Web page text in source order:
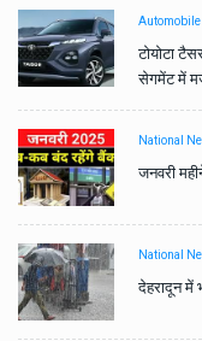
Automobile
टोयोटा
सेगमेंट में
National
जनवरी
National
देहरादून में